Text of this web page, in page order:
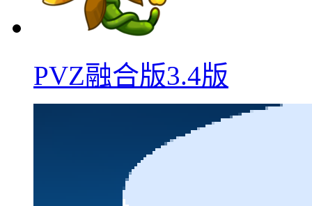
PVZ融合版3.4版